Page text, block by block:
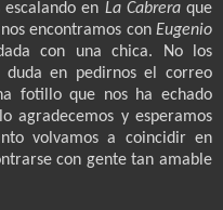
en La Cabreraque
encontramos con Eugenio
con una chica. No los
duda en pedirnos el correo
fotillo que nos ha echado
agradecemos y esperamos
volvamos a coincidir en
con gente tan amable